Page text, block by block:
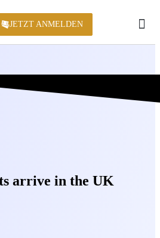
JETZT ANMELDEN
arrive in the UK